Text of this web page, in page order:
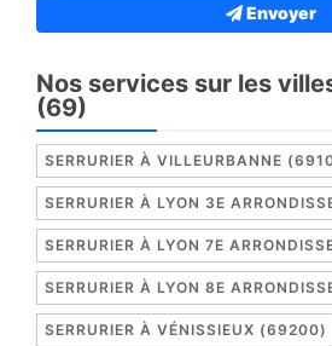
Envoyer
Nos services sur les
(69)
SERRURIER À VILLEURBANNE
SERRURIER À LYON 3E
SERRURIER À LYON 7E
SERRURIER À LYON 8E
SERRURIER À VÉNISSIEUX (69200)